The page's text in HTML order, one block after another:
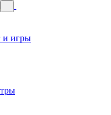
и игры